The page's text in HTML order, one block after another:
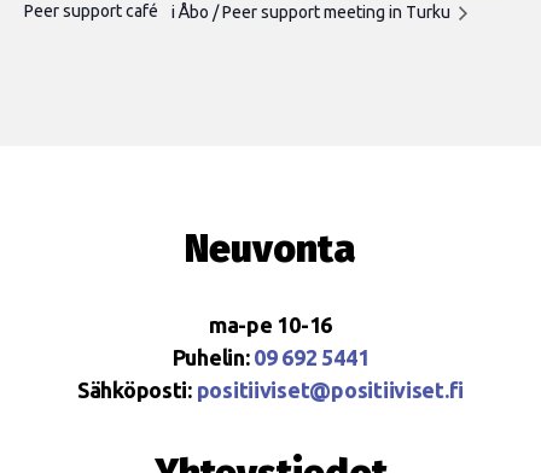
Peer support café
i Åbo / Peer support meeting in Turku
Neuvonta
ma-pe 10-16
Puhelin: 09 692 5441
Sähköposti: positiiviset@positiiviset.fi